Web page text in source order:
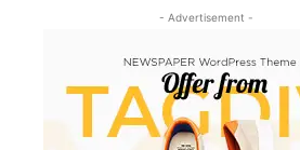
- Advertisement -